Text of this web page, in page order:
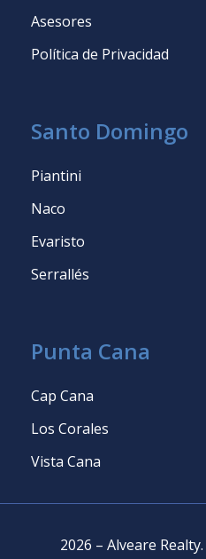
Asesores
Política de Privacidad
Santo Domingo
Piantini
Naco
Evaristo
Serrallés
Punta Cana
Cap Cana
Los Corales
Vista Cana
2026 – Alveare Realty.